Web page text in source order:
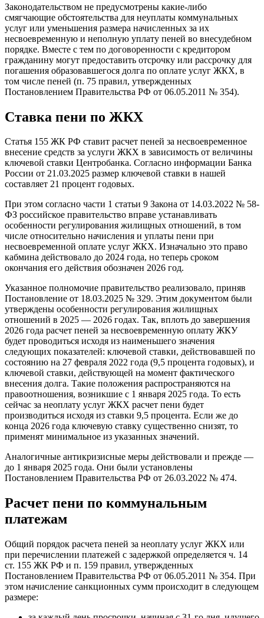
Законодательством не предусмотрены какие-либо
смягчающие обстоятельства для неуплаты коммунальных
услуг или уменьшения размера начисленных за их
несвоевременную и неполную уплату пеней во внесудебном
порядке. Вместе с тем по договоренности с кредитором
гражданину могут предоставить отсрочку или рассрочку для
погашения образовавшегося долга по оплате услуг ЖКХ, в
том числе пеней (п. 75 правил, утвержденных
Постановлением Правительства РФ от 06.05.2011 № 354).
Ставка пени по ЖКХ
Статья 155 ЖК РФ ставит расчет пеней за несвоевременное
внесение средств за услуги ЖКХ в зависимость от величины
ключевой ставки Центробанка. Согласно информации Банка
России от 21.03.2025 размер ключевой ставки в нашей
составляет 21 процент годовых.
При этом согласно части 1 статьи 9 Закона от 14.03.2022 № 58-
ФЗ российское правительство вправе устанавливать
особенности регулирования жилищных отношений, в том
числе относительно начисления и уплаты пени при
несвоевременной оплате услуг ЖКХ. Изначально это право
кабмина действовало до 2024 года, но теперь сроком
окончания его действия обозначен 2026 год.
Указанное полномочие правительство реализовало, приняв
Постановление от 18.03.2025 № 329. Этим документом были
утверждены особенности регулирования жилищных
отношений в 2025 — 2026 годах. Так, вплоть до завершения
2026 года расчет пеней за несвоевременную оплату ЖКУ
будет проводиться исходя из наименьшего значения
следующих показателей: ключевой ставки, действовавшей по
состоянию на 27 февраля 2022 года (9,5 процента годовых), и
ключевой ставки, действующей на момент фактического
внесения долга. Такие положения распространяются на
правоотношения, возникшие с 1 января 2025 года. То есть
сейчас за неоплату услуг ЖКХ расчет пени будет
производиться исходя из ставки 9,5 процента. Если же до
конца 2026 года ключевую ставку существенно снизят, то
применят минимальное из указанных значений.
Аналогичные антикризисные меры действовали и прежде —
до 1 января 2025 года. Они были установлены
Постановлением Правительства РФ от 26.03.2022 № 474.
Расчет пени по коммунальным
платежам
Общий порядок расчета пеней за неоплату услуг ЖКХ или
при перечислении платежей с задержкой определяется ч. 14
ст. 155 ЖК РФ и п. 159 правил, утвержденных
Постановлением Правительства РФ от 06.05.2011 № 354. При
этом начисление санкционных сумм происходит в следующем
размере: